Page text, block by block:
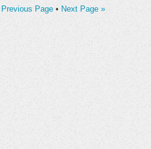
Page • Next Page »